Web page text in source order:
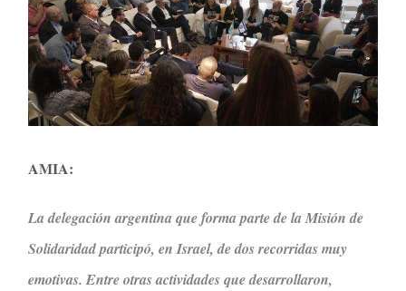
AMIA:
La delegación argentina que forma parte de la Misión de
Solidaridad participó, en Israel, de dos recorridas muy
emotivas. Entre otras actividades que desarrollaron,